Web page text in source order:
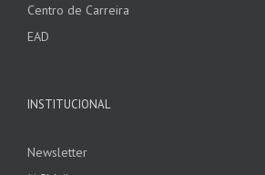
Centro de Carreira
EAD
INSTITUCIONAL
Newsletter